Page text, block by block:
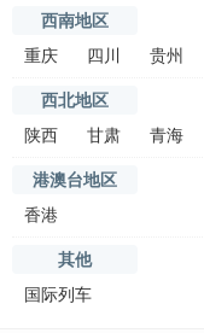
西南地区
重庆
四川 贵州
西北地区
陕西
甘肃 青海
港澳台地区
香港
其他
国际列车